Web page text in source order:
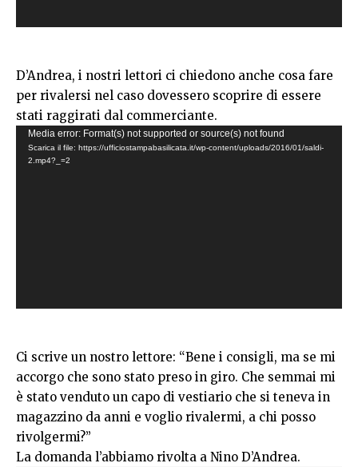
D’Andrea, i nostri lettori ci chiedono anche cosa fare
per rivalersi nel caso dovessero scoprire di essere
stati raggirati dal commerciante.
Video
Player
Media error: Format(s) not supported or source(s) not found
Scarica il file: https://ufficiostampabasilicata.it/wp-content/uploads/2016/01/saldi-
2.mp4?_=2
Ci scrive un nostro lettore: “Bene i consigli, ma se mi
accorgo che sono stato preso in giro. Che semmai mi
è stato venduto un capo di vestiario che si teneva in
magazzino da anni e voglio rivalermi, a chi posso
rivolgermi?”
La domanda l’abbiamo rivolta a Nino D’Andrea.